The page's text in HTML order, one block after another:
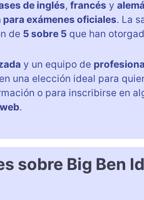
de inglés, francés y
exámenes oficiales. La
de 5 sobre 5 que han
y un equipo de
una elección ideal para
o para inscribirse en
.
sobre Big Ben